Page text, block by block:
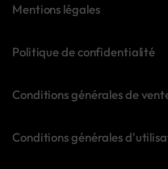
Mentions légales
Politique de confidentialité
Conditions générales de
Conditions générales